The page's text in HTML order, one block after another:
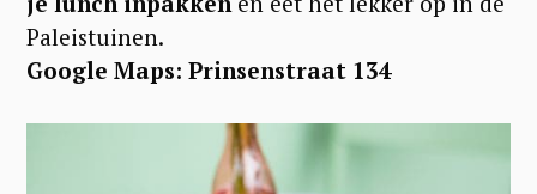
Paleistuinen.
Google Maps: Prinsenstraat 134